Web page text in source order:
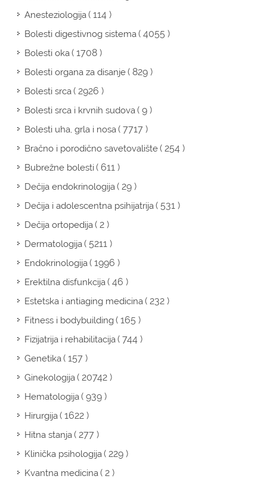
Anesteziologija( 114 )
Bolesti digestivnog sistema( 4055 )
Bolesti oka( 1708 )
Bolesti organa za disanje( 829 )
Bolesti srca( 2926 )
Bolesti srca i krvnih sudova( 9 )
Bolesti uha, grla i nosa( 7717 )
Bračno i porodično savetovalište( 254 )
Bubrežne bolesti( 611 )
Dečija endokrinologija( 29 )
Dečija i adolescentna psihijatrija( 531 )
Dečija ortopedija( 2 )
Dermatologija( 5211 )
Endokrinologija( 1996 )
Erektilna disfunkcija( 46 )
Estetska i antiaging medicina( 232 )
Fitness i bodybuilding( 165 )
Fizijatrija i rehabilitacija( 744 )
Genetika( 157 )
Ginekologija( 20742 )
Hematologija( 939 )
Hirurgija( 1622 )
Hitna stanja( 277 )
Klinička psihologija( 229 )
Kvantna medicina( 2 )